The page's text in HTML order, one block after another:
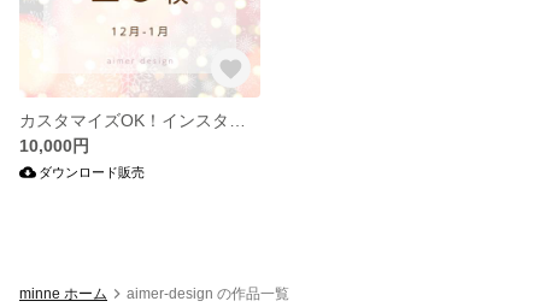
10,000円
ダウンロード販売
minne ホーム aimer-design の作品一覧